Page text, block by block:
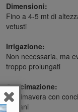
Dimensioni:
Fino a 4-5 mt di
vetusti
Irrigazione:
Non necessaria, ma
troppo prolungati
Concimazione:
In primavera con
giovani